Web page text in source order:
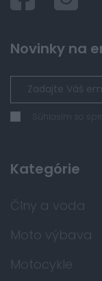
Novinky na
Súhlasím so
Kategórie
Člny a voda
Moto výbava
Motocykle